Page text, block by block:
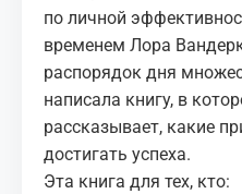
по личной
временем Лора
распорядок дня
написала книгу, в
рассказывает, какие
достигать успеха.
Эта книга для тех, кто: